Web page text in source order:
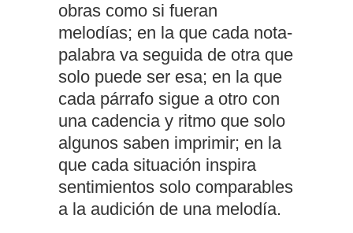
obras como si fueran
melodías; en la que cada nota-
palabra va seguida de otra que
solo puede ser esa; en la que
cada párrafo sigue a otro con
una cadencia y ritmo que solo
algunos saben imprimir; en la
que cada situación inspira
sentimientos solo comparables
a la audición de una melodía.